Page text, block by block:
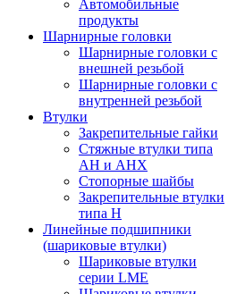
Автомобильные
продукты
Шарнирные головки
Шарнирные головки с
внешней резьбой
Шарнирные головки с
внутренней резьбой
Втулки
Закрепительные гайки
Стяжные втулки типа
AH и AHX
Стопорные шайбы
Закрепительные втулки
типа H
Линейные подшипники
(шариковые втулки)
Шариковые втулки
серии LME